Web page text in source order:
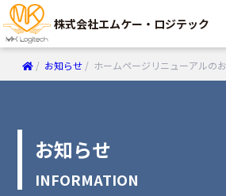
株式会社エムケー・ロジテック
/ お知らせ / ホームページリニューアルの
お知らせ
INFORMATION